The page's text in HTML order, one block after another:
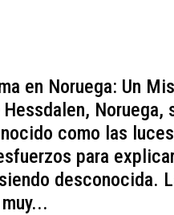
en Noruega: Un
Noruega,
como las
para
desconocida.